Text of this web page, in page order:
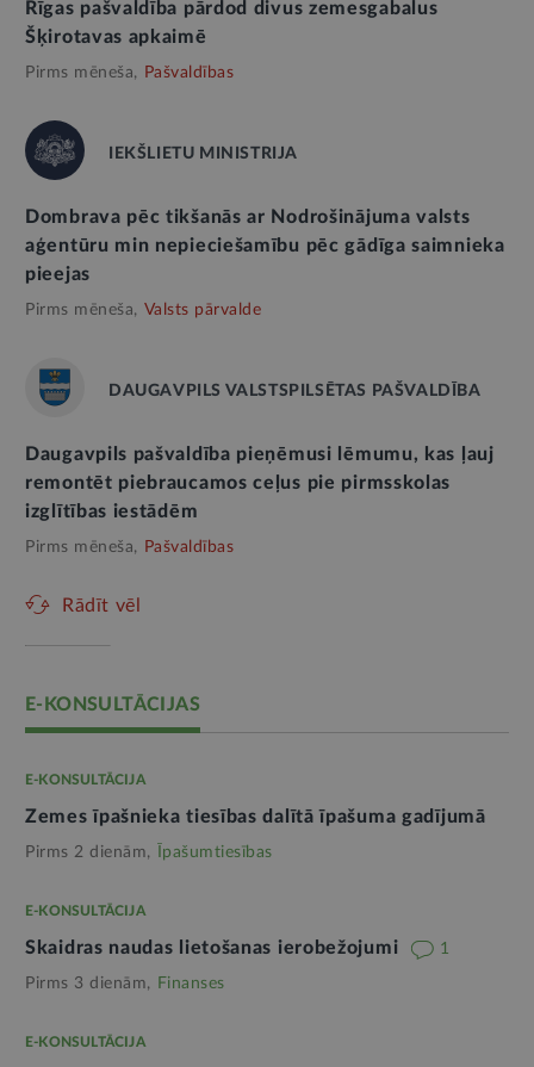
Rīgas pašvaldība pārdod divus zemesgabalus
Šķirotavas apkaimē
Pirms mēneša, Pašvaldības
IEKŠLIETU MINISTRIJA
Dombrava pēc tikšanās ar Nodrošinājuma valsts
aģentūru min nepieciešamību pēc gādīga saimnieka
pieejas
Pirms mēneša, Valsts pārvalde
DAUGAVPILS VALSTSPILSĒTAS PAŠVALDĪBA
Daugavpils pašvaldība pieņēmusi lēmumu, kas ļauj
remontēt piebraucamos ceļus pie pirmsskolas
izglītības iestādēm
Pirms mēneša, Pašvaldības
Rādīt vēl
E-KONSULTĀCIJAS
E-KONSULTĀCIJA
Zemes īpašnieka tiesības dalītā īpašuma gadījumā
Pirms 2 dienām, Īpašumtiesības
E-KONSULTĀCIJA
Skaidras naudas lietošanas ierobežojumi 1
Pirms 3 dienām, Finanses
E-KONSULTĀCIJA